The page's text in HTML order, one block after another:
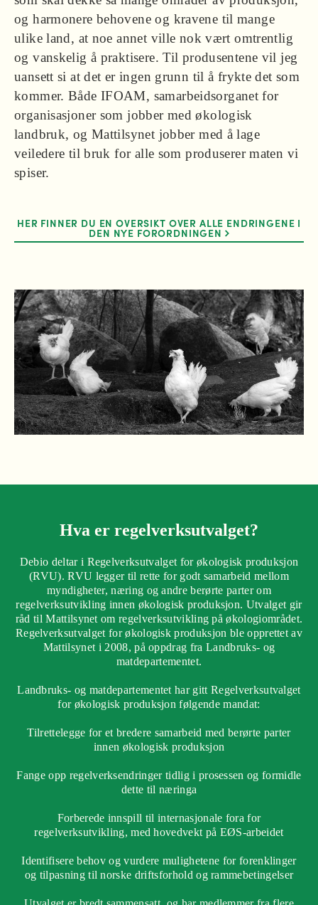
og harmonere behovene og kravene til mange
ulike land, at noe annet ville nok vært omtrentlig
og vanskelig å praktisere. Til produsentene vil jeg
uansett si at det er ingen grunn til å frykte det som
kommer. Både IFOAM, samarbeidsorganet for
organisasjoner som jobber med økologisk
landbruk, og Mattilsynet jobber med å lage
veiledere til bruk for alle som produserer maten vi
spiser.
HER FINNER DU EN OVERSIKT OVER ALLE ENDRINGENE I
DEN NYE FORORDNINGEN
Hva er regelverksutvalget?
Debio deltar i Regelverksutvalget for økologisk produksjon
(RVU). RVU legger til rette for godt samarbeid mellom
myndigheter, næring og andre berørte parter om
regelverksutvikling innen økologisk produksjon. Utvalget gir
råd til Mattilsynet om regelverksutvikling på økologiområdet.
Regelverksutvalget for økologisk produksjon ble opprettet av
Mattilsynet i 2008, på oppdrag fra Landbruks- og
matdepartementet.
Landbruks- og matdepartementet har gitt Regelverksutvalget
for økologisk produksjon følgende mandat:
Tilrettelegge for et bredere samarbeid med berørte parter
innen økologisk produksjon
Fange opp regelverksendringer tidlig i prosessen og formidle
dette til næringa
Forberede innspill til internasjonale fora for
regelverksutvikling, med hovedvekt på EØS-arbeidet
Identifisere behov og vurdere mulighetene for forenklinger
og tilpasning til norske driftsforhold og rammebetingelser